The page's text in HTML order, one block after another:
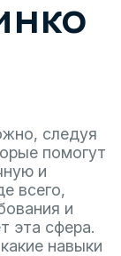
следуя
помогут
и
всего,
и
эта сфера.
навыки